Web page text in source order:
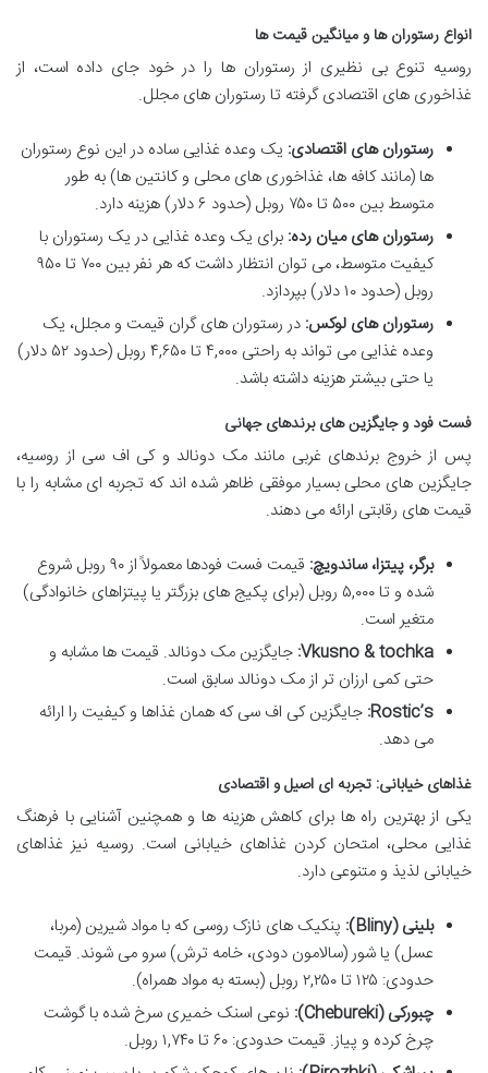
انواع رستوران ها و میانگین قیمت ها
روسیه تنوع بی نظیری از رستوران ها را در خود جای داده است، از
غذاخوری های اقتصادی گرفته تا رستوران های مجلل.
رستوران های اقتصادی: یک وعده غذایی ساده در این نوع رستوران
ها (مانند کافه ها، غذاخوری های محلی و کانتین ها) به طور
متوسط بین ۵۰۰ تا ۷۵۰ روبل (حدود ۶ دلار) هزینه دارد.
رستوران های میان رده: برای یک وعده غذایی در یک رستوران با
کیفیت متوسط، می توان انتظار داشت که هر نفر بین ۷۰۰ تا ۹۵۰
روبل (حدود ۱۰ دلار) بپردازد.
رستوران های لوکس: در رستوران های گران قیمت و مجلل، یک
وعده غذایی می تواند به راحتی ۴,۰۰۰ تا ۴,۶۵۰ روبل (حدود ۵۲ دلار)
یا حتی بیشتر هزینه داشته باشد.
فست فود و جایگزین های برندهای جهانی
پس از خروج برندهای غربی مانند مک دونالد و کی اف سی از روسیه،
جایگزین های محلی بسیار موفقی ظاهر شده اند که تجربه ای مشابه را با
قیمت های رقابتی ارائه می دهند.
برگر، پیتزا، ساندویچ:
قیمت فست فودها معمولاً از ۹۰ روبل شروع
شده و تا ۵,۰۰۰ روبل (برای پکیج های بزرگتر یا پیتزاهای خانوادگی)
متغیر است.
Vkusno & tochka: جایگزین مک دونالد. قیمت ها مشابه و
حتی کمی ارزان تر از مک دونالد سابق است.
Rostic’s: جایگزین کی اف سی که همان غذاها و کیفیت را ارائه
می دهد.
غذاهای خیابانی: تجربه ای اصیل و اقتصادی
یکی از بهترین راه ها برای کاهش هزینه ها و همچنین آشنایی با فرهنگ
غذایی محلی، امتحان کردن غذاهای خیابانی است. روسیه نیز غذاهای
خیابانی لذیذ و متنوعی دارد.
بلینی (Bliny):
پنکیک های نازک روسی که با مواد شیرین (مربا،
عسل) یا شور (سالامون دودی، خامه ترش) سرو می شوند. قیمت
حدودی: ۱۲۵ تا ۲,۲۵۰ روبل (بسته به مواد همراه).
چبورکی (Chebureki):
نوعی اسنک خمیری سرخ شده با گوشت
چرخ کرده و پیاز. قیمت حدودی: ۶۰ تا ۱,۷۴۰ روبل.